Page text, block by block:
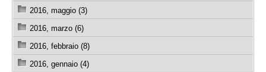
2016, maggio (3)
2016, marzo (6)
2016, febbraio (8)
2016, gennaio (4)